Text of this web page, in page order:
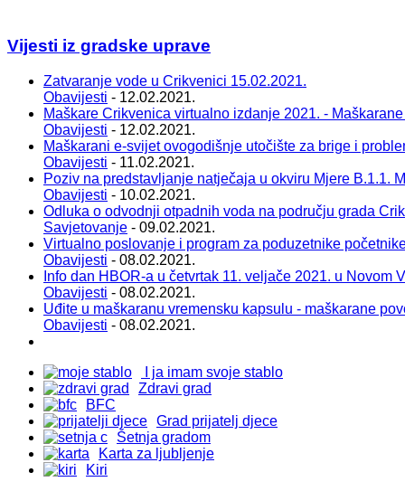
Vijesti iz gradske uprave
Zatvaranje vode u Crikvenici 15.02.2021.
Obavijesti - 12.02.2021.
Maškare Crikvenica virtualno izdanje 2021. -
Obavijesti - 12.02.2021.
Maškarani e-svijet ovogodišnje utočište za brige i
Obavijesti - 11.02.2021.
Poziv na predstavljanje natječaja u okviru Mjere B.1.1.
Obavijesti - 10.02.2021.
Odluka o odvodnji otpadnih voda na području grada
Savjetovanje - 09.02.2021.
Virtualno poslovanje i program za poduzetnike
Obavijesti - 08.02.2021.
Info dan HBOR-a u četvrtak 11. veljače 2021. u Novom
Obavijesti - 08.02.2021.
Uđite u maškaranu vremensku kapsulu - maškarane
Obavijesti - 08.02.2021.
I ja imam svoje stablo
Zdravi grad
BFC
Grad prijatelj djece
Šetnja gradom
Karta za ljubljenje
Kiri